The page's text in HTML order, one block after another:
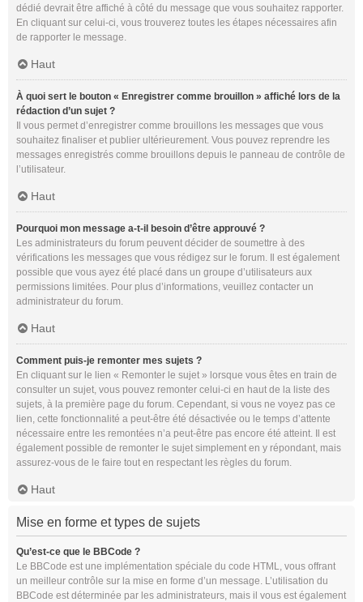
dédié devrait être affiché à côté du message que vous souhaitez rapporter.
En cliquant sur celui-ci, vous trouverez toutes les étapes nécessaires afin
de rapporter le message.
Haut
À quoi sert le bouton « Enregistrer comme brouillon » affiché lors de la
rédaction d’un sujet ?
Il vous permet d’enregistrer comme brouillons les messages que vous
souhaitez finaliser et publier ultérieurement. Vous pouvez reprendre les
messages enregistrés comme brouillons depuis le panneau de contrôle de
l’utilisateur.
Haut
Pourquoi mon message a-t-il besoin d’être approuvé ?
Les administrateurs du forum peuvent décider de soumettre à des
vérifications les messages que vous rédigez sur le forum. Il est également
possible que vous ayez été placé dans un groupe d’utilisateurs aux
permissions limitées. Pour plus d’informations, veuillez contacter un
administrateur du forum.
Haut
Comment puis-je remonter mes sujets ?
En cliquant sur le lien « Remonter le sujet » lorsque vous êtes en train de
consulter un sujet, vous pouvez remonter celui-ci en haut de la liste des
sujets, à la première page du forum. Cependant, si vous ne voyez pas ce
lien, cette fonctionnalité a peut-être été désactivée ou le temps d’attente
nécessaire entre les remontées n’a peut-être pas encore été atteint. Il est
également possible de remonter le sujet simplement en y répondant, mais
assurez-vous de le faire tout en respectant les règles du forum.
Haut
Mise en forme et types de sujets
Qu’est-ce que le BBCode ?
Le BBCode est une implémentation spéciale du code HTML, vous offrant
un meilleur contrôle sur la mise en forme d’un message. L’utilisation du
BBCode est déterminée par les administrateurs, mais il vous est également